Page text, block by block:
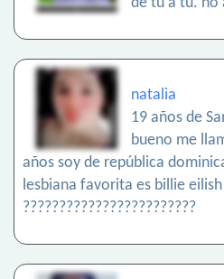
natalia
19 años de
bueno me
años soy de república
lesbiana favorita es billie eilish
????????????????????????